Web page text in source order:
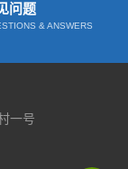
问题
& ANSWERS
一号